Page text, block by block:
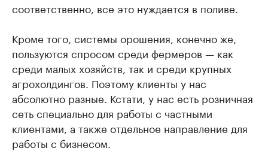
соответственно, все это нуждается в поливе.
Кроме того, системы орошения, конечно же,
пользуются спросом среди фермеров — как
среди малых хозяйств, так и среди крупных
агрохолдингов. Поэтому клиенты у нас
абсолютно разные. Кстати, у нас есть розничная
сеть специально для работы с частными
клиентами, а также отдельное направление для
работы с бизнесом.